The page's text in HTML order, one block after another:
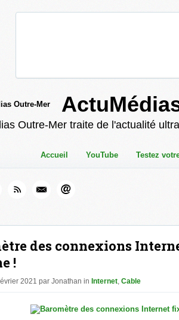
Outre-Mer traite de l'actualité
Accueil YouTube Testez
des connexions
!
2021 par Jonathan in Internet, Cable